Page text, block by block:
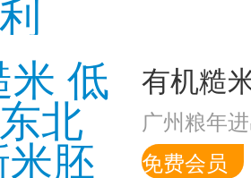
广州粮年
免费会员